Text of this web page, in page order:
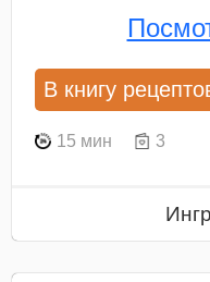
В книгу
15 мин 3